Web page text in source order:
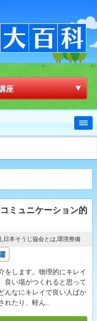
座
ミュニケーション的
, 日本そうじ協会とは,環境整備
をします。物理的にキレイ
良い場がつくれると思って
んなにキレイで良い人ばか
たり、軽ん...